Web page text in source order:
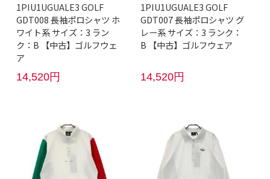
1PIU1UGUALE3 GOLF
GDT008 長袖ポロシャツ ホ
ワイト系 サイズ：3 ラン
ク：B 【中古】ゴルフウェ
ア
14,520円
1PIU1UGUALE3 GOLF
GDT007 長袖ポロシャツ グ
レー系 サイズ：3 ランク：
B 【中古】ゴルフウェア
14,520円